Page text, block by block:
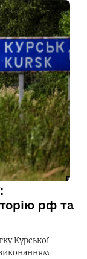
рф та
Курської